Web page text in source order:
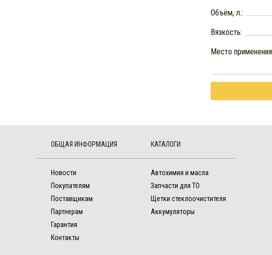
Объём, л.:
Вязкость:
Место
ОБЩАЯ ИНФОРМАЦИЯ
Новости
Покупателям
Поставщикам
Партнерам
Гарантия
Контакты
КАТАЛОГИ
Автохимия и масла
Запчасти для ТО
Щетки стеклоочистителя
Аккумуляторы